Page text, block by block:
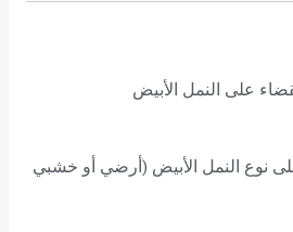
على النمل الأبيض
نوع النمل الأبيض (أرضي أو خشبي